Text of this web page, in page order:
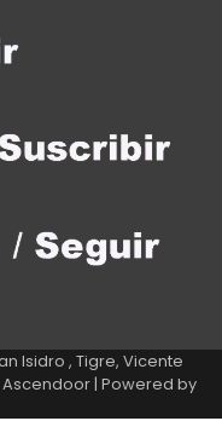
Isidro , Tigre, Vicente
Ascendoor| Powered by